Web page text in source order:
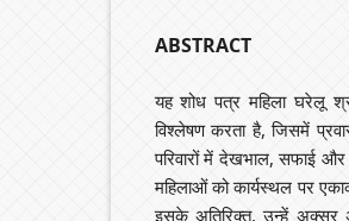
ABSTRACT
यह शोध पत्र महिला घरेलू
विश्लेषण करता है, जिसमें
परिवारों में देखभाल, सफाई
महिलाओं को कार्यस्थल पर
इसके अतिरिक्त, उन्हें अक्सर